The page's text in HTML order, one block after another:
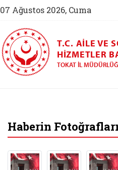
07 Ağustos 2026, Cuma
T.C. AILE VE
HIZMETLER
TOKAT İL
Haberin Fotoğrafları